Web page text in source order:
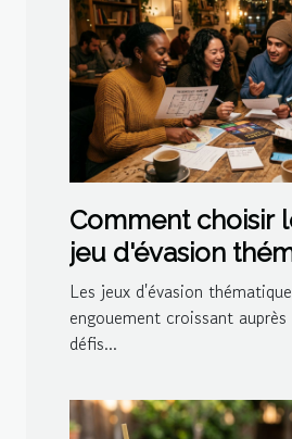
Comment choisir
jeu d'évasion
pour votre
?
Les jeux d'évasion
engouement croissant
défis...